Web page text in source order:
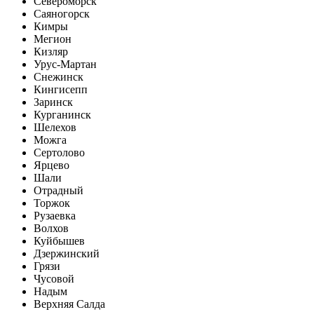
Саяногорск
Кимры
Мегион
Кизляр
Урус-Мартан
Снежинск
Кингисепп
Заринск
Курганинск
Шелехов
Можга
Сертолово
Ярцево
Шали
Отрадный
Торжок
Рузаевка
Волхов
Куйбышев
Дзержинский
Грязи
Чусовой
Надым
Верхняя Салда